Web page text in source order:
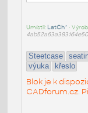
Umístil: LatCh^ •
Steetcase
výuka
křeslo
Blok je k
CADforum.cz.